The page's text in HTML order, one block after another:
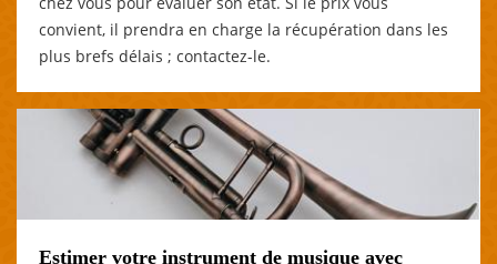
convient, il prendra en charge la récupération dans les
plus brefs délais ; contactez-le.
Estimer votre instrument de musique avec